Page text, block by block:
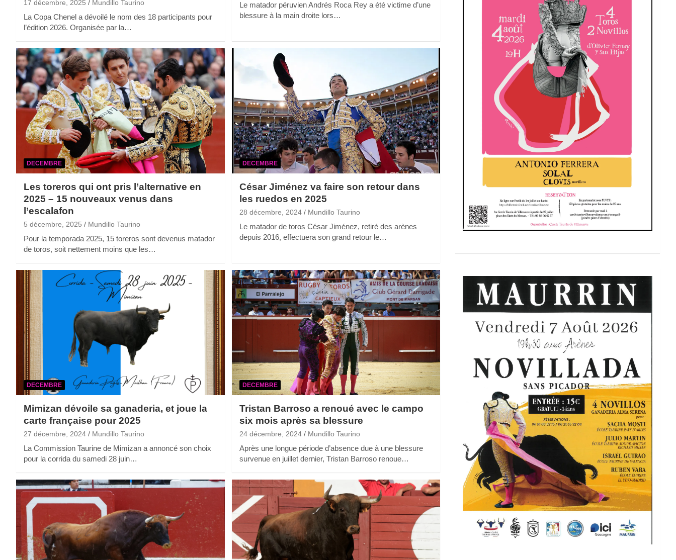
17 décembre, 2025 Mundillo Taurino
La Copa Chenel a dévoilé le nom des 18 participants pour
l’édition 2026. Organisée par la…
Le matador péruvien Andrés Roca Rey a été victime d’une
blessure à la main droite lors…
DECEMBRE
Les toreros qui ont pris l’alternative en
2025 – 15 nouveaux venus dans
l’escalafon
5 décembre, 2025 Mundillo Taurino
Pour la temporada 2025, 15 toreros sont devenus matador
de toros, soit nettement moins que les…
DECEMBRE
César Jiménez va faire son retour dans
les ruedos en 2025
28 décembre, 2024 Mundillo Taurino
Le matador de toros César Jiménez, retiré des arènes
depuis 2016, effectuera son grand retour le…
DECEMBRE
Mimizan dévoile sa ganaderia, et joue la
carte française pour 2025
27 décembre, 2024 Mundillo Taurino
La Commission Taurine de Mimizan a annoncé son choix
pour la corrida du samedi 28 juin…
DECEMBRE
Tristan Barroso a renoué avec le campo
six mois après sa blessure
24 décembre, 2024 Mundillo Taurino
Après une longue période d’absence due à une blessure
survenue en juillet dernier, Tristan Barroso renoue…